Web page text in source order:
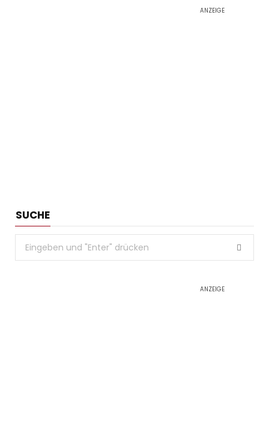
ANZEIGE
SUCHE
Search
for:
ANZEIGE